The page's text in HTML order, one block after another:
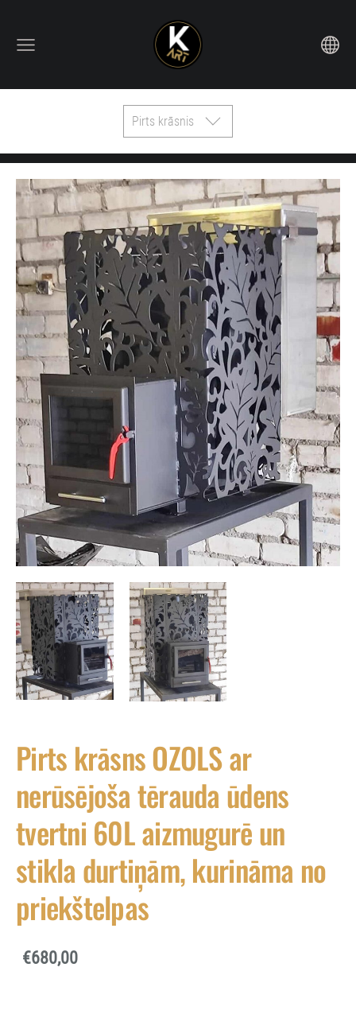
Pirts krāsnis
Pirts krāsns OZOLS ar
nerūsējoša tērauda ūdens
tvertni 60L aizmugurē un
stikla durtiņām, kurināma no
priekštelpas
€680,00